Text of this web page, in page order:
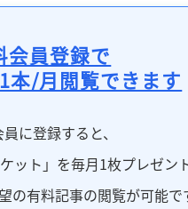
会員登録で
本/月閲覧できます
に登録すると、
ット」を毎月1枚プレゼント
の有料記事の閲覧が可能で